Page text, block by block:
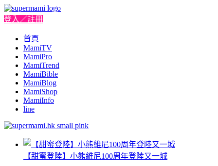
登入／註冊
首頁
MamiTV
MamiPro
MamiTrend
MamiBible
MamiBlog
MamiShop
MamiInfo
line
【甜蜜登陸】小熊維尼100周年登陸又一城